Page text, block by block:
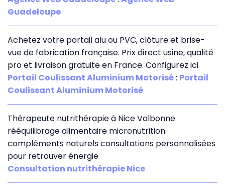
Guadeloupe
Achetez votre portail alu ou PVC, clôture et brise-
vue de fabrication française. Prix direct usine, qualité
pro et livraison gratuite en France. Configurez ici
Portail Coulissant Aluminium Motorisé: Portail
Coulissant Aluminium Motorisé
Thérapeute nutrithérapie à Nice Valbonne
rééquilibrage alimentaire micronutrition
compléments naturels consultations personnalisées
pour retrouver énergie
Consultation nutrithérapie Nice